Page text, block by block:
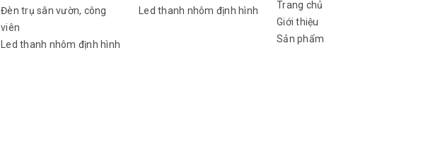
Đèn trụ sân vườn, công
viên
Led thanh nhôm định hình
Led thanh nhôm định hình
Trang chủ
Giới thiệu
Sản phẩm